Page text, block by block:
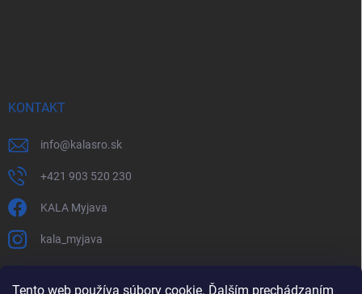
Tento web používa súbory cookie. Ďalším prechádzaním
KONTAKT
info@kalasro.sk
+421 903 520 230
KALA Myjava
kala_myjava